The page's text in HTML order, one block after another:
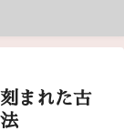
まれた古